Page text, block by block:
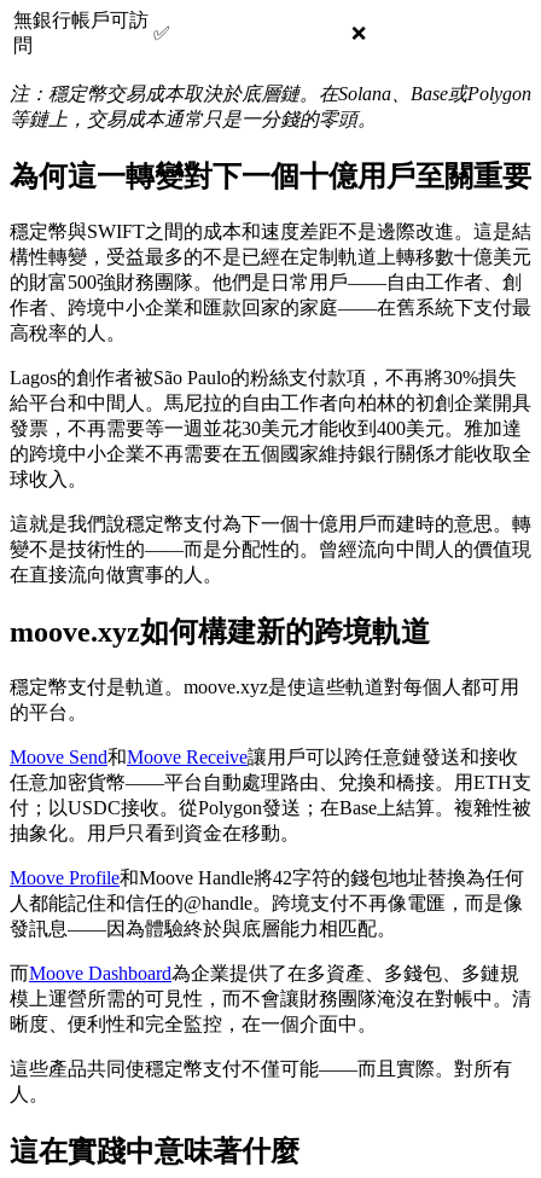
無銀行帳戶可訪
問
✅ ❌
注：穩定幣交易成本取決於底層鏈。在Solana、Base或Polygon
等鏈上，交易成本通常只是一分錢的零頭。
為何這一轉變對下一個十億用戶至關重要
穩定幣與SWIFT之間的成本和速度差距不是邊際改進。這是結
構性轉變，受益最多的不是已經在定制軌道上轉移數十億美元
的財富500強財務團隊。他們是日常用戶——自由工作者、創
作者、跨境中小企業和匯款回家的家庭——在舊系統下支付最
高稅率的人。
Lagos的創作者被São Paulo的粉絲支付款項，不再將30%損失
給平台和中間人。馬尼拉的自由工作者向柏林的初創企業開具
發票，不再需要等一週並花30美元才能收到400美元。雅加達
的跨境中小企業不再需要在五個國家維持銀行關係才能收取全
球收入。
這就是我們說穩定幣支付為下一個十億用戶而建時的意思。轉
變不是技術性的——而是分配性的。曾經流向中間人的價值現
在直接流向做實事的人。
moove.xyz如何構建新的跨境軌道
穩定幣支付是軌道。moove.xyz是使這些軌道對每個人都可用
的平台。
Moove Send和Moove Receive讓用戶可以跨任意鏈發送和接收
任意加密貨幣——平台自動處理路由、兌換和橋接。用ETH支
付；以USDC接收。從Polygon發送；在Base上結算。複雜性被
抽象化。用戶只看到資金在移動。
Moove Profile和Moove Handle將42字符的錢包地址替換為任何
人都能記住和信任的@handle。跨境支付不再像電匯，而是像
發訊息——因為體驗終於與底層能力相匹配。
而Moove Dashboard為企業提供了在多資產、多錢包、多鏈規
模上運營所需的可見性，而不會讓財務團隊淹沒在對帳中。清
晰度、便利性和完全監控，在一個介面中。
這些產品共同使穩定幣支付不僅可能——而且實際。對所有
人。
這在實踐中意味著什麼